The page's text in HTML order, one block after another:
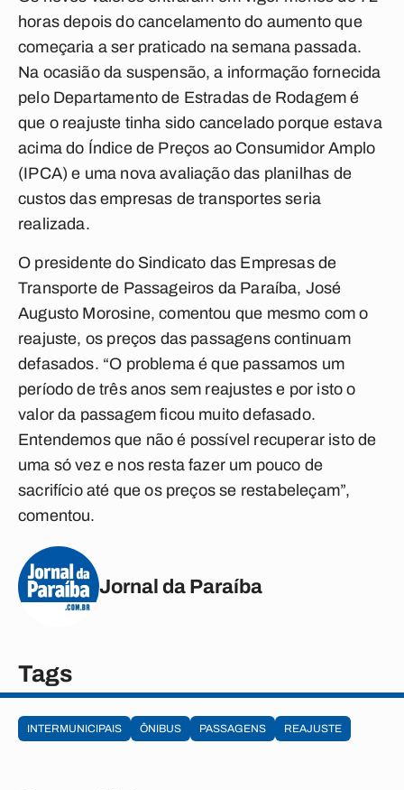
horas depois do cancelamento do aumento que
começaria a ser praticado na semana passada.
Na ocasião da suspensão, a informação fornecida
pelo Departamento de Estradas de Rodagem é
que o reajuste tinha sido cancelado porque estava
acima do Índice de Preços ao Consumidor Amplo
(IPCA) e uma nova avaliação das planilhas de
custos das empresas de transportes seria
realizada.
O presidente do Sindicato das Empresas de
Transporte de Passageiros da Paraíba, José
Augusto Morosine, comentou que mesmo com o
reajuste, os preços das passagens continuam
defasados. “O problema é que passamos um
período de três anos sem reajustes e por isto o
valor da passagem ficou muito defasado.
Entendemos que não é possível recuperar isto de
uma só vez e nos resta fazer um pouco de
sacrifício até que os preços se restabeleçam”,
comentou.
Jornal da Paraíba
Tags
INTERMUNICIPAIS ÔNIBUS PASSAGENS REAJUSTE